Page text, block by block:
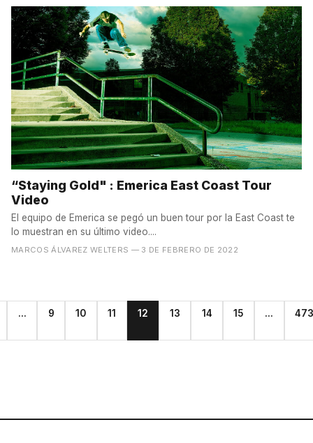
“Staying Gold" : Emerica East Coast Tour
Video
El equipo de Emerica se pegó un buen tour por la East Coast te
lo muestran en su último video....
MARCOS ÁLVAREZ WELTERS — 3 DE FEBRERO DE 2022
... 9 10 11 12 13 14 15 ... 473